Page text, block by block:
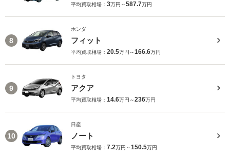
平均買取相場： 3万円～587.7万円
8
ホンダ
フィット
平均買取相場： 20.5万円～166.6万円
9
トヨタ
アクア
平均買取相場： 14.6万円～236万円
10
日産
ノート
平均買取相場： 7.2万円～150.5万円